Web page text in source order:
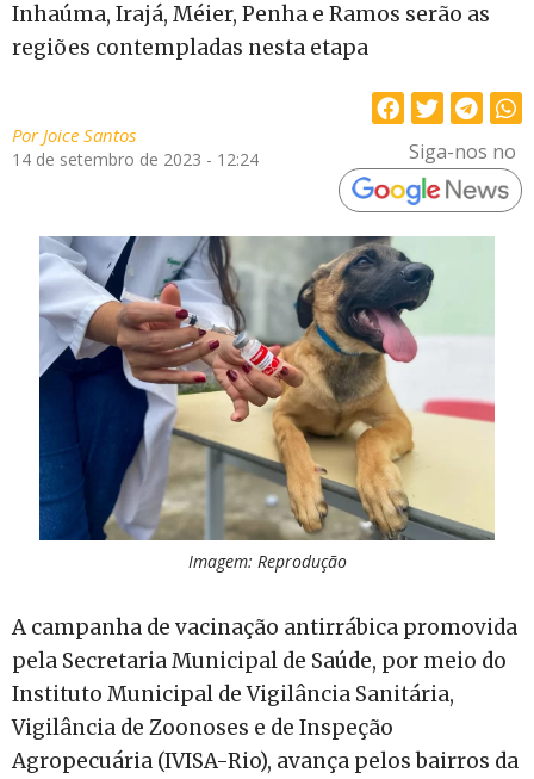
Inhaúma, Irajá, Méier, Penha e Ramos serão as
regiões contempladas nesta etapa
PorJoice Santos
14 de setembro de 2023 - 12:24 Siga-nos no
Imagem: Reprodução
A campanha de vacinação antirrábica promovida
pela Secretaria Municipal de Saúde, por meio do
Instituto Municipal de Vigilância Sanitária,
Vigilância de Zoonoses e de Inspeção
Agropecuária (IVISA-Rio), avança pelos bairros da